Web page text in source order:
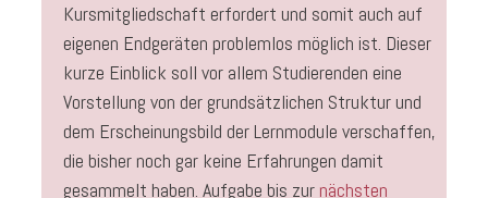
Kursmitgliedschaft erfordert und somit auch auf
eigenen Endgeräten problemlos möglich ist. Dieser
kurze Einblick soll vor allem Studierenden eine
Vorstellung von der grundsätzlichen Struktur und
dem Erscheinungsbild der Lernmodule verschaffen,
die bisher noch gar keine Erfahrungen damit
gesammelt haben. Aufgabe bis zur nächsten